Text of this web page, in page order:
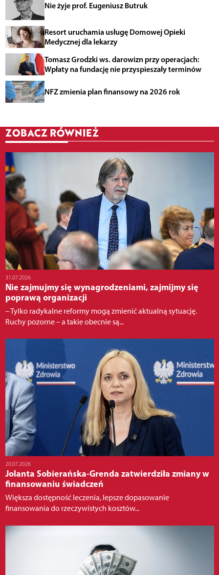
Nie żyje prof. Eugeniusz Butruk
Resort uruchamia usługę Domowej Opieki
Medycznej dla lekarzy
Tomasz Grodzki ws. darowizn przy operacjach:
Wpłaty na fundację nie przyspieszały terminów
NFZ zmienia plan finansowy na 2026 rok
ZOBACZ RÓWNIEŻ
31.07.2026
Nie zajmujmy się wynagrodzeniami, zajmijmy się
poprawą organizacji
– Tylko radykalne reformy mogą zmienić aktualną sytuację.
Ruchy pozorne – a takie obecnie są...
20.07.2026
Jolanta Sobierańska-Grenda zatwierdziła zmiany w
finansowaniu świadczeń
Większa dostępność leczenia, lepsze dopasowanie
finansowania do rzeczywistych kosztów...